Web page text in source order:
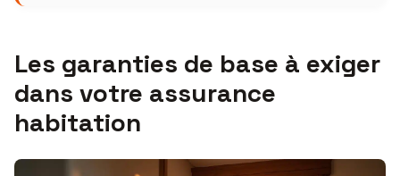
Les garanties de base à exiger
dans votre assurance
habitation